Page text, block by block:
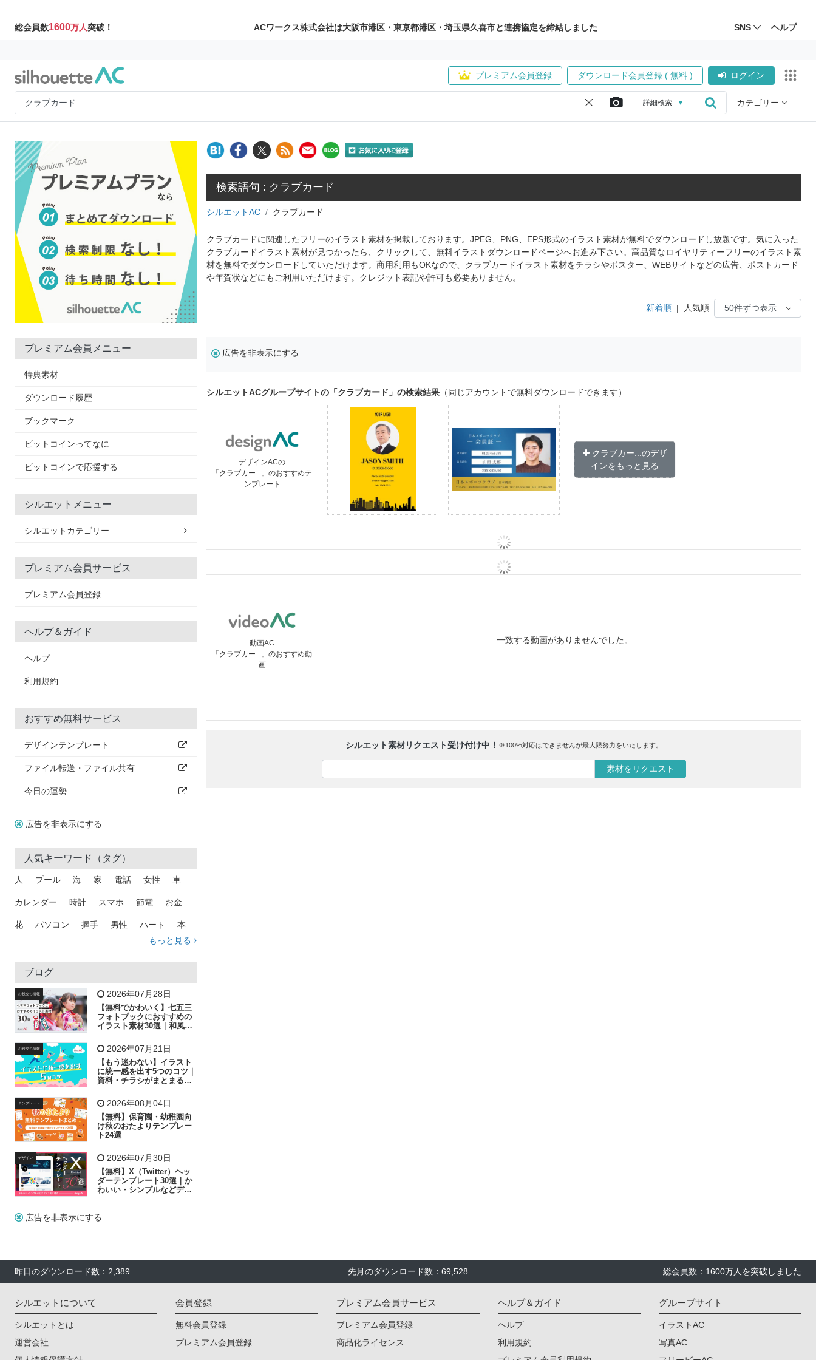
総会員数1600万人突破！ ACワークス株式会社は大阪市港区・東京都港区・埼玉県久喜市と連携協定を締結しました SNS ヘルプ
プレミアム会員登録 ダウンロード会員登録 ( 無料 ) ログイン
詳細検索 ▼ カテゴリー
プレミアム会員メニュー
特典素材
ダウンロード履歴
ブックマーク
ビットコインってなに
ビットコインで応援する
シルエットメニュー
シルエットカテゴリー
プレミアム会員サービス
プレミアム会員登録
ヘルプ＆ガイド
ヘルプ
利用規約
おすすめ無料サービス
デザインテンプレート
ファイル転送・ファイル共有
今日の運勢
広告を非表示にする
人気キーワード（タグ）
人 プール 海 家 電話 女性 車
カレンダー 時計 スマホ 節電 お金
花 パソコン 握手 男性 ハート 本
トラック 木
吹き出し
飛行機 グラフ ビル 魚 家族 書類
歩く 工場 会社 太陽 キラキラ
子供 作業員 相談 ピクトグラム
もっと見る
ブログ
お役立ち情報 2026年07月28日
【無料でかわいく】七五三
フォトブックにおすすめの
イラスト素材30選｜和風の
お役立ち情報 2026年07月21日
【もう迷わない】イラスト
に統一感を出す5つのコツ｜
資料・チラシがまとまるフ
テンプレート 2026年08月04日
【無料】保育園・幼稚園向
け秋のおたよりテンプレー
ト24選
デザイン 2026年07月30日
【無料】X（Twitter）ヘッ
ダーテンプレート30選｜か
わいい・シンプルなどデザ
広告を非表示にする
検索語句 : クラブカード
シルエットAC クラブカード
クラブカードに関連したフリーのイラスト素材を掲載しております。JPEG、PNG、EPS形式のイラスト素材が無料でダウンロードし放題です。気に入った
クラブカードイラスト素材が見つかったら、クリックして、無料イラストダウンロードページへお進み下さい。高品質なロイヤリティーフリーのイラスト素
材を無料でダウンロードしていただけます。商用利用もOKなので、クラブカードイラスト素材をチラシやポスター、WEBサイトなどの広告、ポストカード
や年賀状などにもご利用いただけます。クレジット表記や許可も必要ありません。
新着順 | 人気順
広告を非表示にする
シルエットACグループサイトの「クラブカード」の検索結果 （同じアカウントで無料ダウンロードできます）
デザインACの
「クラブカー...」のおすすめテ
ンプレート
クラブカー...のデザ
インをもっと見る
動画AC
「クラブカー...」のおすすめ動
画
一致する動画がありませんでした。
シルエット素材リクエスト受け付け中！ ※100%対応はできませんが最大限努力をいたします。
素材をリクエスト
昨日のダウンロード数：2,389 先月のダウンロード数：69,528 総会員数：1600万人を突破しました
シルエットについて
シルエットとは
運営会社
会員登録
無料会員登録
プレミアム会員登録
プレミアム会員サービス
プレミアム会員登録
商品化ライセンス
ヘルプ＆ガイド
ヘルプ
利用規約
グループサイト
イラストAC
写真AC